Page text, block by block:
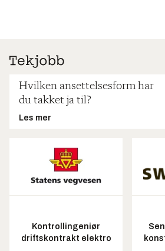
Hvilken ansettelsesform har
du takket ja til?
Les mer
Kontrollingeniør
driftskontrakt elektro